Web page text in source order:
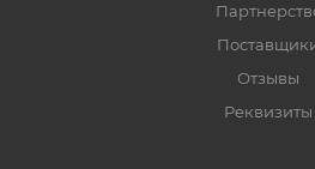
Отзывы
Реквизиты